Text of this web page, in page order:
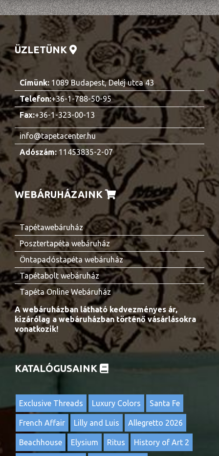
ÜZLETÜNK
Címünk: 1089 Budapest, Delej utca 43
Telefon:+36-1-788-50-95
Fax:+36-1-323-00-13
info@tapetacenter.hu
Adószám:11453835-2-07
WEBÁRUHÁZAINK
Tapétawebáruház
Posztertapéta webáruház
Öntapadóstapéta webáruház
Tapétabolt webáruház
Tapéta Online Webáruház
A webáruházban látható kedvezményes ár,
kizárólag a webáruházban történő vásárlásokra
vonatkozik!
KATALÓGUSAINK
Exclusive Threads Luxury Colors Santa Fe
French Affair Lilly and Luis Allegretto 2026
Beachhouse Elysium Ritus History of Art 2